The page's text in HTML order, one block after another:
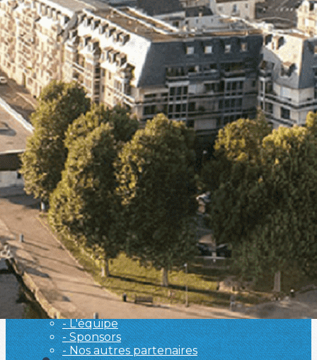
Exporter les lignes sélectionnées
Exporter toutes les colonnes
Exporter uniquement les colonnes affichées
Menu
<
>
- 🎁 Caen on aime, on partage
- 🎉 Les événements AVF
- Activités et Loisirs
Ajoutez un logo, un bouton, des réseaux sociaux
Cliquez pour éditer
L'association▴▾
- L'association
- Brochure
- L'équipe
- Sponsors
- Nos autres partenaires